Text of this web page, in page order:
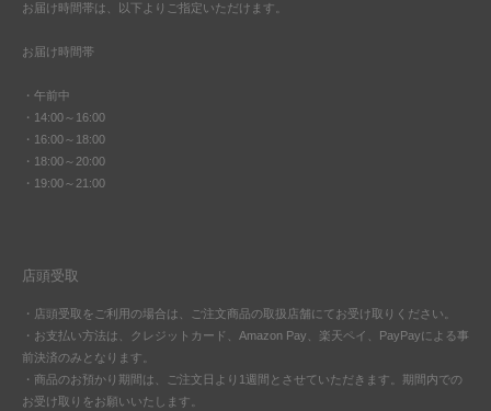
お届け時間帯は、以下よりご指定いただけます。
お届け時間帯
・午前中
・14:00～16:00
・16:00～18:00
・18:00～20:00
・19:00～21:00
店頭受取
・店頭受取をご利用の場合は、ご注文商品の取扱店舗にてお受け取りください。
・お支払い方法は、クレジットカード、Amazon Pay、楽天ペイ、PayPayによる事
前決済のみとなります。
・商品のお預かり期間は、ご注文日より1週間とさせていただきます。期間内での
お受け取りをお願いいたします。